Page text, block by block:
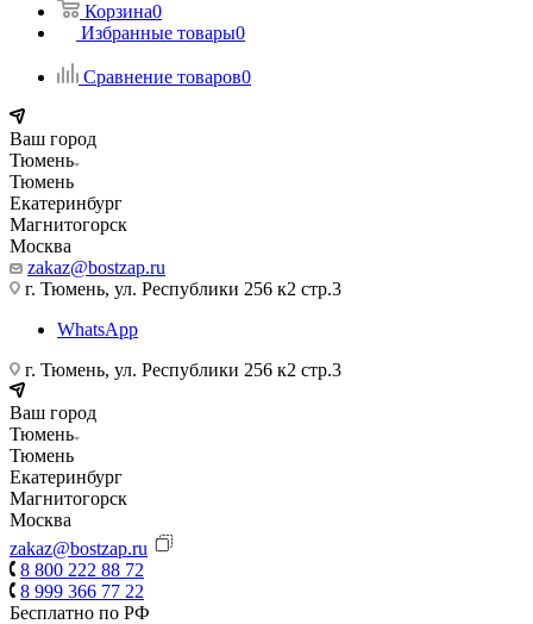
Корзина0
Избранные товары0
Сравнение товаров0
Ваш город
Тюмень
Тюмень
Екатеринбург
Магнитогорск
Москва
zakaz@bostzap.ru
г. Тюмень, ул. Республики 256 к2 стр.3
WhatsApp
г. Тюмень, ул. Республики 256 к2 стр.3
Ваш город
Тюмень
Тюмень
Екатеринбург
Магнитогорск
Москва
zakaz@bostzap.ru
8 800 222 88 72
8 999 366 77 22
Бесплатно по РФ